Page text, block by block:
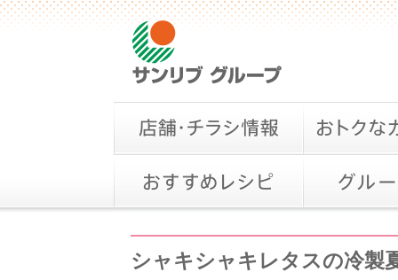
シャキシャキレタスの冷製